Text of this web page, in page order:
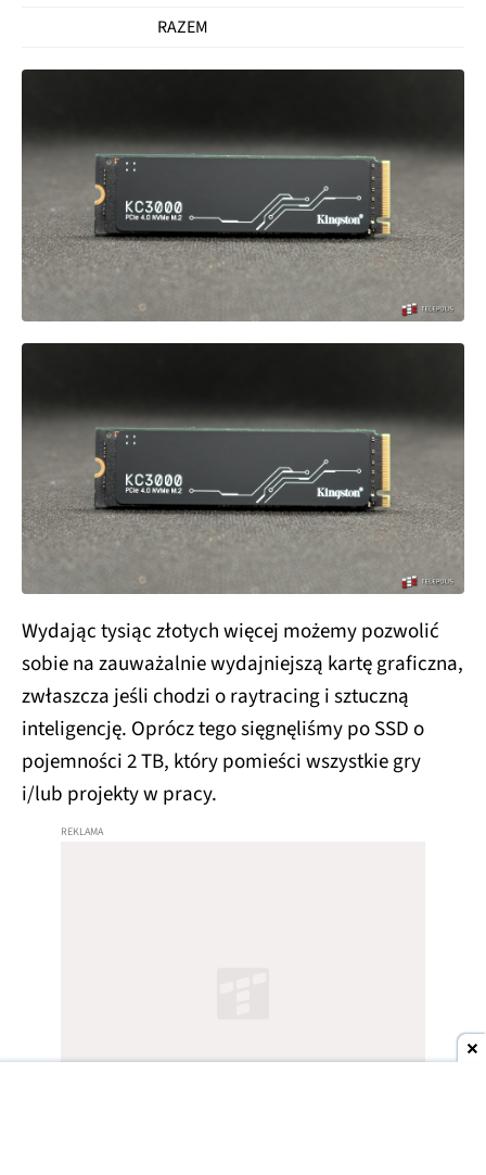
RAZEM
Wydając tysiąc złotych więcej możemy pozwolić
sobie na zauważalnie wydajniejszą kartę graficzna,
zwłaszcza jeśli chodzi o raytracing i sztuczną
inteligencję. Oprócz tego sięgnęliśmy po SSD o
pojemności 2 TB, który pomieści wszystkie gry
i/lub projekty w pracy.